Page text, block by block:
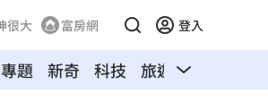
很大 富房網 登入
專題 新奇 科技 旅遊 汽車